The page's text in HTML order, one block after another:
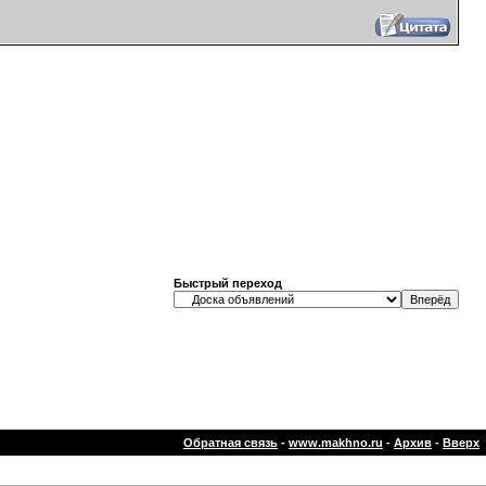
Быстрый переход
Обратная связь - www.makhno.ru - Архив - Вверх